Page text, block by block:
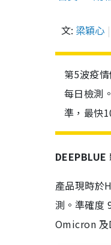
文: 梁穎心
第5波疫
每日檢測
準，最快
產品現時於
測。準確度
Omicron 及